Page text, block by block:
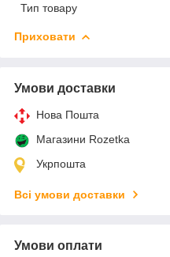
Тип товару
Приховати
Умови доставки
Нова Пошта
Магазини Rozetka
Укрпошта
Всі умови доставки
Умови оплати